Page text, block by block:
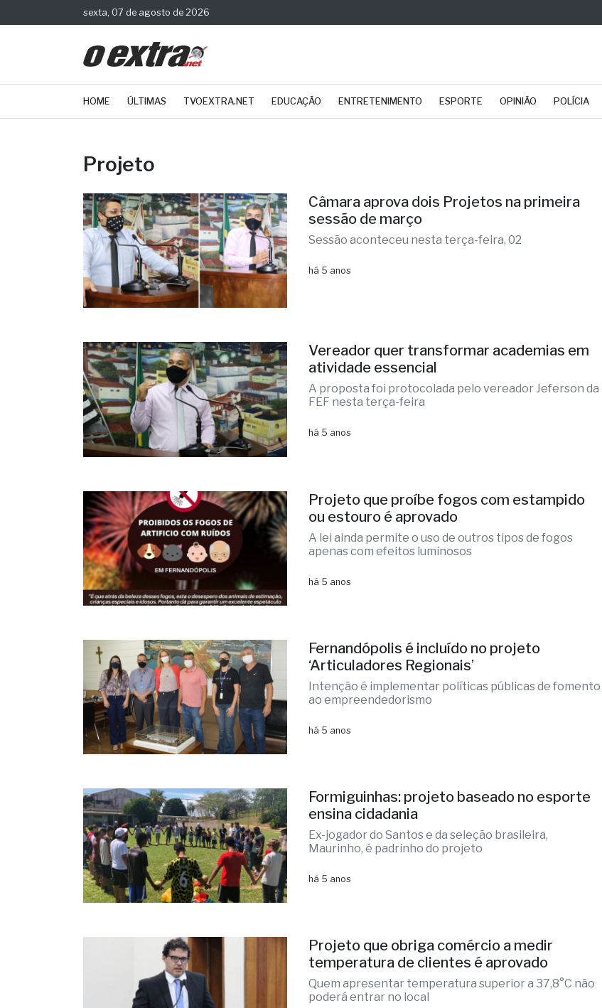
sexta, 07 de agosto de 2026
HOME ÚLTIMAS TVOEXTRA.NET EDUCAÇÃO ENTRETENIMENTO ESPORTE OPINIÃO POLÍCIA
Projeto
Câmara aprova dois Projetos na primeira
sessão de março
Sessão aconteceu nesta terça-feira, 02
há 5 anos
Vereador quer transformar academias em
atividade essencial
A proposta foi protocolada pelo vereador Jeferson da
FEF nesta terça-feira
há 5 anos
Projeto que proíbe fogos com estampido
ou estouro é aprovado
A lei ainda permite o uso de outros tipos de fogos
apenas com efeitos luminosos
há 5 anos
Fernandópolis é incluído no projeto
‘Articuladores Regionais’
Intenção é implementar políticas públicas de fomento
ao empreendedorismo
há 5 anos
Formiguinhas: projeto baseado no esporte
ensina cidadania
Ex-jogador do Santos e da seleção brasileira,
Maurinho, é padrinho do projeto
há 5 anos
Projeto que obriga comércio a medir
temperatura de clientes é aprovado
Quem apresentar temperatura superior a 37,8°C não
poderá entrar no local